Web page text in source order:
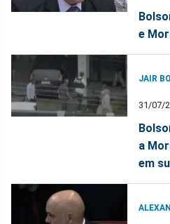
e
JAIR
31/07/
a
em